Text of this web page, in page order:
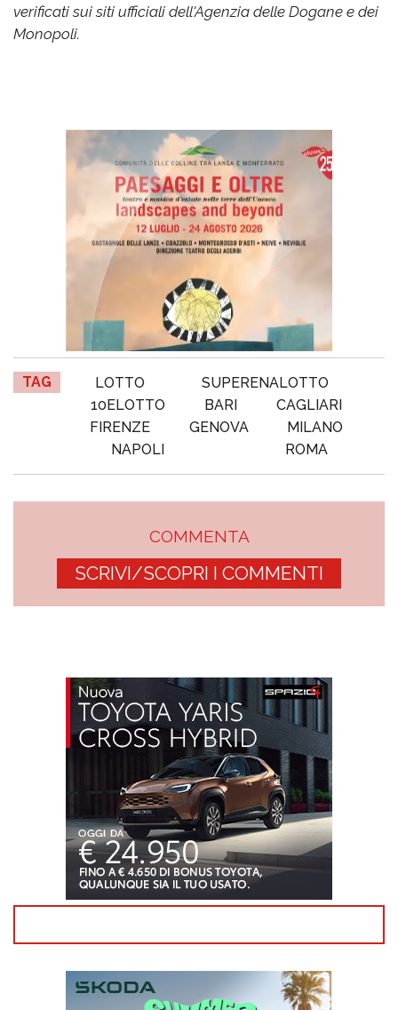
verificati sui siti ufficiali dell'Agenzia delle Dogane e dei
Monopoli.
TAG LOTTO
SUPERENALOTTO
10ELOTTO
BARI
CAGLIARI
FIRENZE
GENOVA
MILANO
NAPOLI
ROMA
COMMENTA
SCRIVI/SCOPRI I COMMENTI